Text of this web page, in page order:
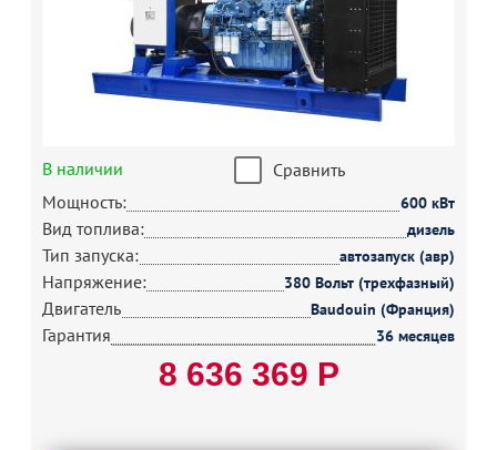
В наличии
Сравнить
Мощность:
600 кВт
Вид топлива: дизель
Тип запуска: автозапуск (авр)
Напряжение: 380 Вольт (трехфазный)
Двигатель Baudouin (Франция)
Гарантия 36 месяцев
8 636 369 Р